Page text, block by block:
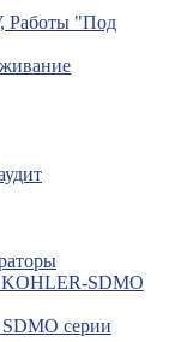
Работы "Под
KOHLER-SDMO
серии